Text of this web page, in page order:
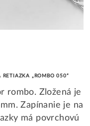
RETIAZKA „ROMBO 050“
rombo. Zložená je
Zapínanie je na
má povrchovú